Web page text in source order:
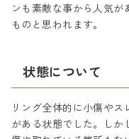
ンも素敵な事から人気が
ものと思われます。
状態について
リング全体的に小傷や
がある状態でした。しか